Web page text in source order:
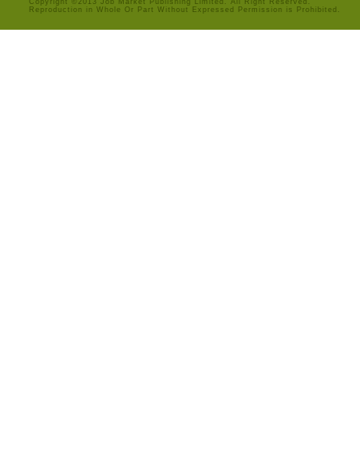
Copyright ©2013 Job Market Publishing Limited. All Right Reserved.
Reproduction in Whole Or Part Without Expressed Permission is Prohibited.